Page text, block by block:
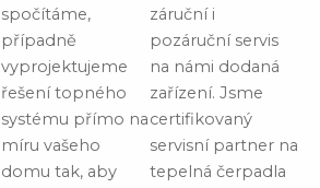
spočítáme,
případně
vyprojektujeme
řešení topného
systému přímo na
míru vašeho
domu tak, aby
záruční i
pozáruční servis
na námi dodaná
zařízení. Jsme
certifikovaný
servisní partner na
tepelná čerpadla